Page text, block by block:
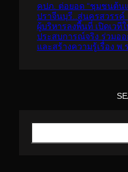
คปภ. ต่อยอด “ชุมชนต้น
ปราจีนบุรี..สู่นครสวรรค์
ผู้บริหารลงพื้นที่ เปิดเวที
ประสบการณ์จริง ร่วมอ
และสร้างความรู้เรื่อง พ.
S
a